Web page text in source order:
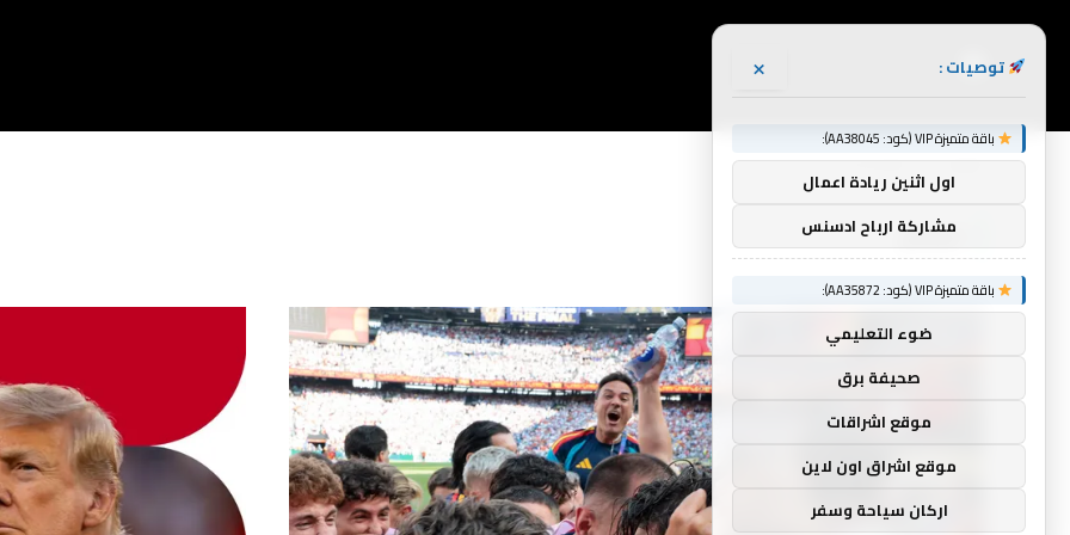
الرئيسية » العالم(صفحه 2)
العالم
توصيات : ×
باقة متميزة VIP (كود: AA38045):
اول اثنين ريادة اعمال
مشاركة ارباح ادسنس
باقة متميزة VIP (كود: AA35872):
ضوء التعليمي
صحيفة برق
موقع اشراقات
موقع اشراق اون لاين
اركان سياحة وسفر